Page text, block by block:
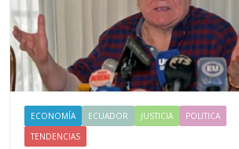
ECONOMÍA ECUADOR JUSTICIA
POLITICA
TENDENCIAS